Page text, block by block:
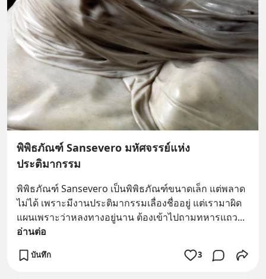
พิพิธภัณฑ์ Sansevero มหัศจรรย์แห่ง
ประติมากรรม
พิพิธภัณฑ์ Sansevero เป็นพิพิธภัณฑ์ขนาดเล็ก แต่พลาด
ไม่ได้ เพราะมีงานประติมากรรมเลื่องชื่ออยู่ แต่เรามาผิด
แผนเพราะว่าหลงทางอยู่นาน ต้องเข้าไปถามทหารแถว
อ่านต่อ
บันทึก 3